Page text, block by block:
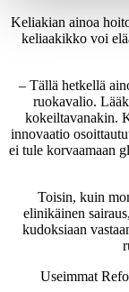
Keliakian ainoa
keliaakikko voi
– Tällä hetkellä
ruokavalio.
kokeiltavanakin.
innovaatio
ei tule korvaamaan
Toisin, kuin
elinikäinen
kudoksiaan
Useimmat